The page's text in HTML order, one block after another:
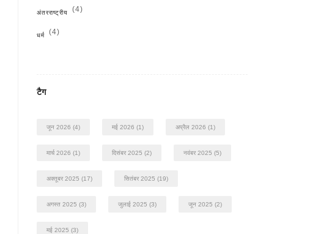
अंतरराष्ट्रीय (4)
धर्म (4)
टैग
जून 2026 (4) मई 2026 (1) अप्रैल 2026 (1)
मार्च 2026 (1) दिसंबर 2025 (2) नवंबर 2025 (5)
अक्तूबर 2025 (17) सितंबर 2025 (19)
अगस्त 2025 (3) जुलाई 2025 (3) जून 2025 (2)
मई 2025 (3)